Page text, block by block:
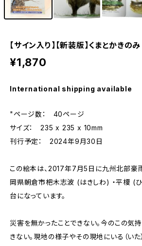
【サイン入り】【新装版】くまとかきのみ
¥1,870
International shipping available
"ページ数： 40ページ
サイズ： 235 x 235 x 10mm
刊行予定： 2024年9月30日
この絵本は、2017年7月5日に九州北部豪
岡県朝倉市杷木志波 (はきしわ) ・平榎 (
台になっています。
災害を無かったことできない。今のこの気
きない。現地の様子やその現地にいる（い